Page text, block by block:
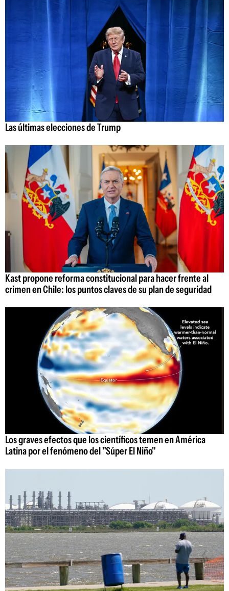
Las últimas elecciones de Trump
Kast propone reforma constitucional para hacer frente al
crimen en Chile: los puntos claves de su plan de seguridad
Los graves efectos que los científicos temen en América
Latina por el fenómeno del "Súper El Niño"